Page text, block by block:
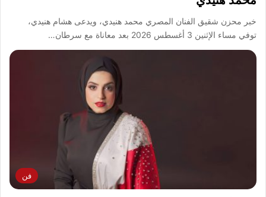
خبر محزن شقيق الفنان المصري محمد هنيدي، ويدعى هشام هنيدي،
توفي مساء الإثنين 3 أغسطس 2026 بعد معاناة مع سرطان…
فن